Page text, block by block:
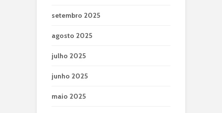
setembro 2025
agosto 2025
julho 2025
junho 2025
maio 2025